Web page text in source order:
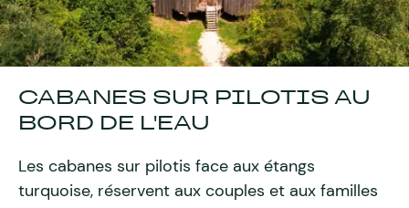
CABANES SUR PILOTIS AU
BORD DE L'EAU
Les cabanes sur pilotis face aux étangs
turquoise, réservent aux couples et aux familles